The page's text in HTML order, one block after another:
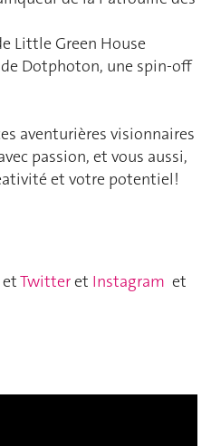
Little Green House
de Dotphoton, une spin-off
aventurières visionnaires
passion, et vous aussi,
et votre potentiel!
etTwitteret Instagram et